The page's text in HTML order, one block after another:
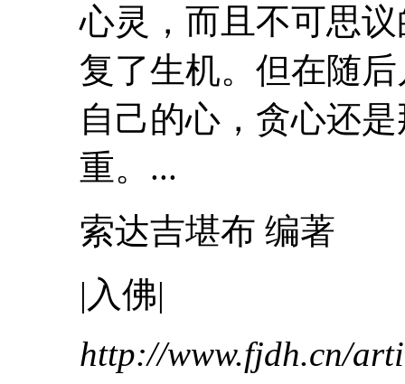
心灵，而且不可思
复了生机。但在随
自己的心，贪心还
重。...
索达吉堪布 编著
| 入佛|
http://www.fjdh.cn/